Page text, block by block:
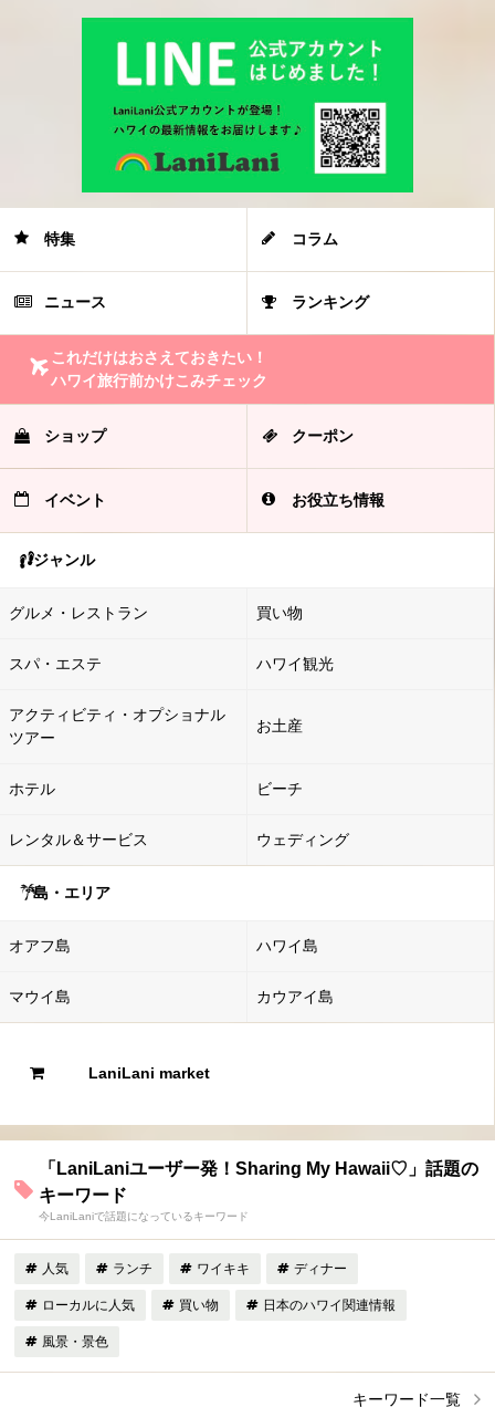
特集 コラム
ニュース ランキング
これだけはおさえておきたい！
ハワイ旅行前かけこみチェック
ショップ クーポン
イベント お役立ち情報
ジャンル
グルメ・レストラン 買い物
スパ・エステ ハワイ観光
アクティビティ・オプショナル
ツアー
お土産
ホテル ビーチ
レンタル＆サービス ウェディング
島・エリア
オアフ島 ハワイ島
マウイ島 カウアイ島
LaniLani market
「LaniLaniユーザー発！Sharing My Hawaii♡」話題の
キーワード
今LaniLaniで話題になっているキーワード
人気 ランチ ワイキキ ディナー
ローカルに人気 買い物 日本のハワイ関連情報
風景・景色
キーワード一覧